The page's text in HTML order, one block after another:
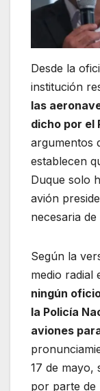
Desde la
institución
las
dicho por el
argumentos
establecen
Duque solo
avión
necesaria
Según la
medio radial
ningún
la Policía
aviones
17 de mayo,
por parte de